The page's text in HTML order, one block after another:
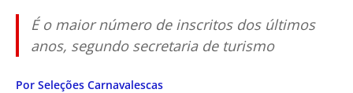
É o maior número de inscritos dos últimos
anos, segundo secretaria de turismo
Por Seleções Carnavalescas